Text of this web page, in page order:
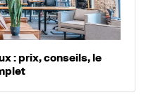
: prix, conseils, le